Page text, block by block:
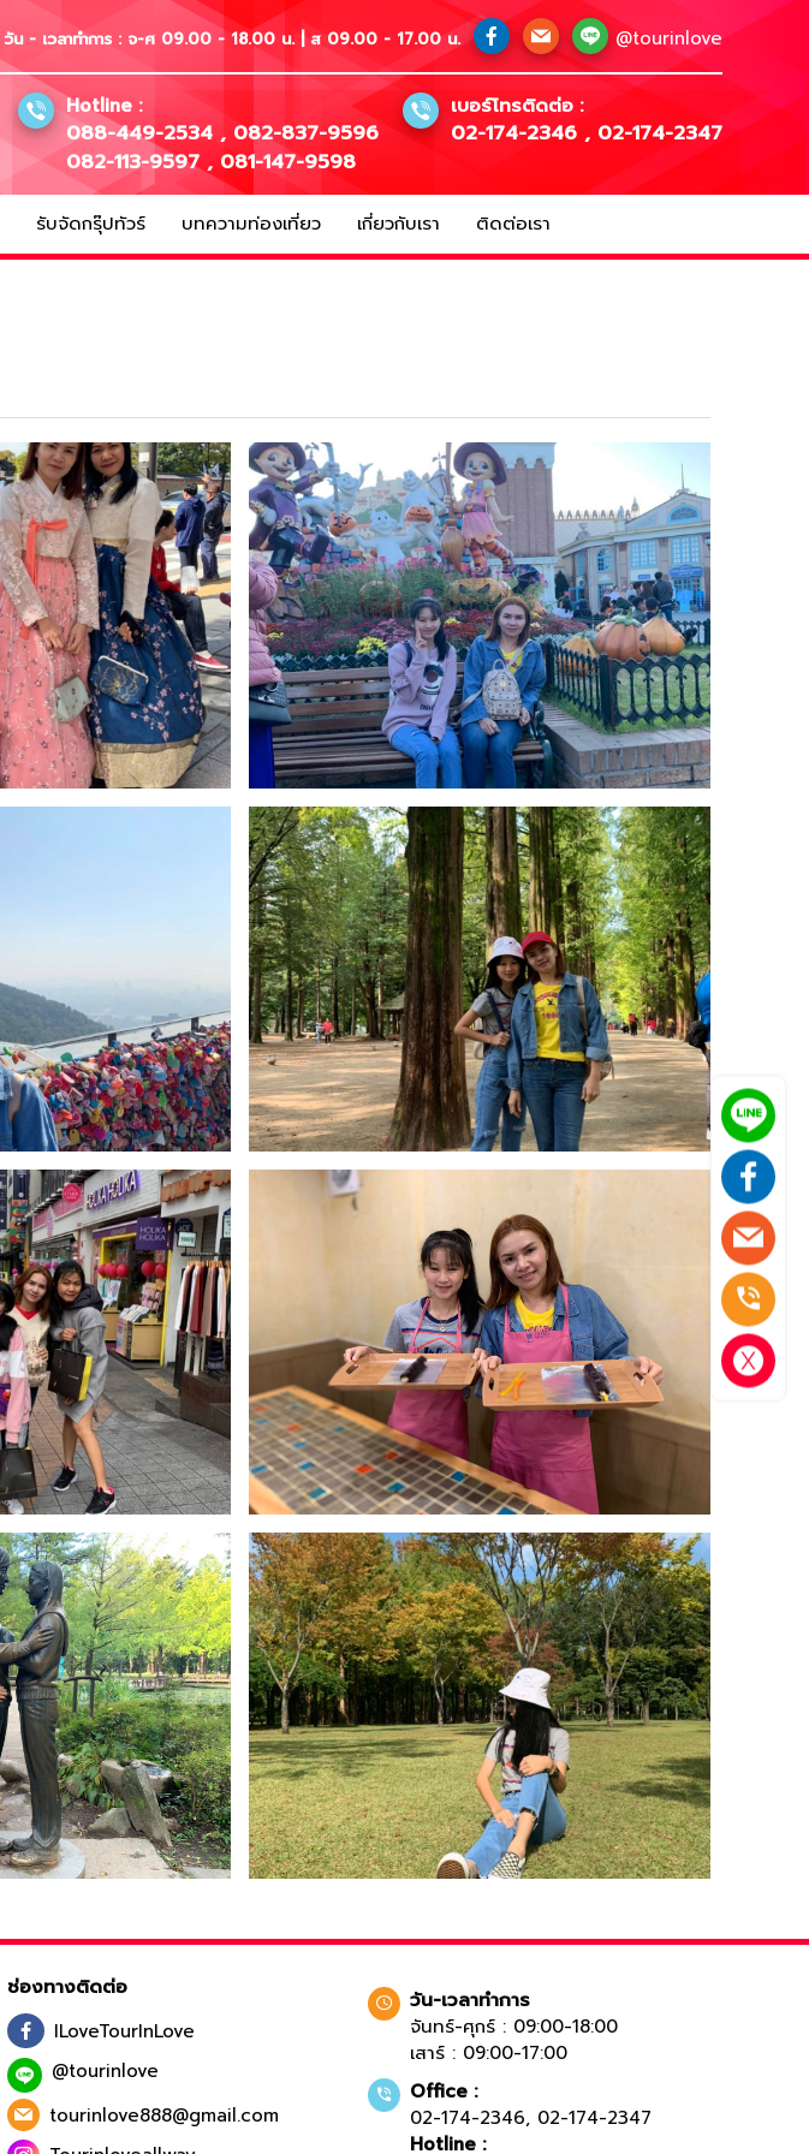
วัน - เวลาทำการ : จ-ศ 09.00 - 18.00 น. | ส 09.00 - 17.00 น. @tourinlove
Hotline :
088-449-2534 , 082-837-9596
082-113-9597, 081-147-9598
เบอร์โทรติดต่อ :
02-174-2346 , 02-174-2347
รับจัดกรุ๊ปทัวร์ บทความท่องเที่ยว เกี่ยวกับเรา ติดต่อเรา
ช่องทางติดต่อ
ILoveTourInLove
@tourinlove
tourinlove888@gmail.com
วัน-เวลาทำการ
จันทร์-ศุกร์ : 09:00-18:00
เสาร์ : 09:00-17:00
Office :
02-174-2346, 02-174-2347
Hotline :